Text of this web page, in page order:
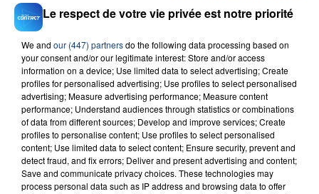
23 juillet 2026
INCENDIE MORTEL À LENS : UNE FEMME ET
SON BÉBÉ ENTRE LA VIE ET LA...
Un homme s'est immolé par le feu après avoir
aspergé sa compagne et leur bébé de trois mois
d'un liquide inflammable.
Le respect de votre vie privée est notre priorité
We and our (447) partnersdo the following data processing based on
your consent and/or our legitimate interest: Store and/or access
information on a device; Use limited data to select advertising; Create
profiles for personalised advertising; Use profiles to select personalised
advertising; Measure advertising performance; Measure content
performance; Understand audiences through statistics or combinations
of data from different sources; Develop and improve services; Create
profiles to personalise content; Use profiles to select personalised
content; Use limited data to select content; Ensure security, prevent and
detect fraud, and fix errors; Deliver and present advertising and content;
Save and communicate privacy choices. These technologies may
process personal data such as IP address and browsing data to offer